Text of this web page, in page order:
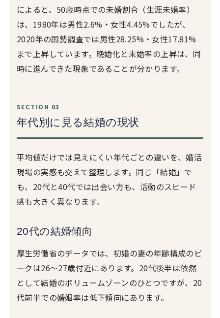
によると、50歳時点での未婚割合（生涯未婚率）
は、1980年は男性2.6%・女性4.45%でしたが、
2020年の国勢調査では男性28.25%・女性17.81%
まで上昇しています。晩婚化と未婚率の上昇は、同
時に進んできた現象であることが分かります。
SECTION 03
年代別に見る結婚の現状
平均値だけでは見えにくい年代ごとの違いを、婚活
現場の実感も交えて整理します。同じ「結婚」で
も、20代と40代では出会い方も、活動のスピード
感も大きく異なります。
20代の結婚傾向
厚生労働省のデータでは、初婚の妻の年齢構成のピ
ークは26〜27歳付近にあります。20代後半は依然
として結婚のボリュームゾーンのひとつですが、20
代前半での婚姻率は低下傾向にあります。